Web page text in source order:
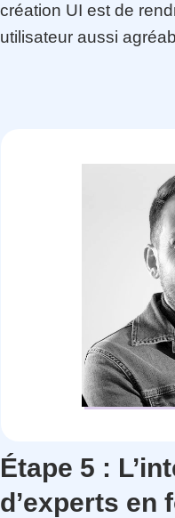
création UI est de
utilisateur aussi
Étape 5 :
d’experts en